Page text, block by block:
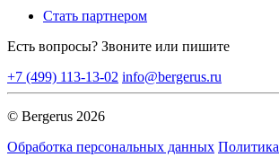
Стать партнером
Есть вопросы? Звоните или пишите
+7 (499) 113-13-02 info@bergerus.ru
© Bergerus 2026
Обработка персональных данных Политика